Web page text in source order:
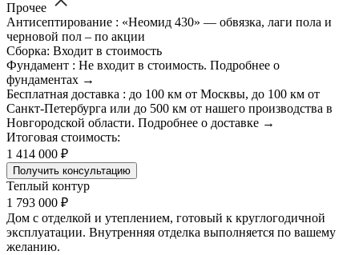
Прочее
Антисептирование : «Неомид 430» — обвязка, лаги пола и
черновой пол – по акции
Сборка: Входит в стоимость
Фундамент : Не входит в стоимость. Подробнее о
фундаментах →
Бесплатная доставка : до 100 км от Москвы, до 100 км от
Санкт-Петербурга или до 500 км от нашего производства в
Новгородской области. Подробнее о доставке →
Итоговая стоимость:
1 414 000 ₽
Получить консультацию
Теплый контур
1 793 000 ₽
Дом с отделкой и утеплением, готовый к круглогодичной
эксплуатации. Внутренняя отделка выполняется по вашему
желанию.